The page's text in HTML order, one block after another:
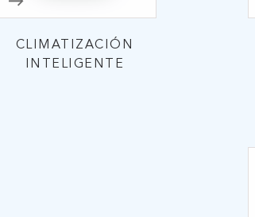
CLIMATIZACIÓN
INTELIGENTE